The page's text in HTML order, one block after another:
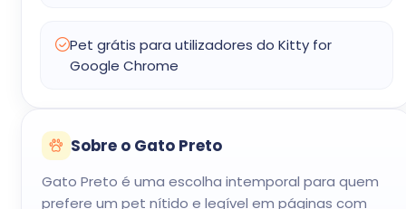
Pet grátis para utilizadores do Kitty for
Google Chrome
Sobre o Gato Preto
Gato Preto é uma escolha intemporal para quem
prefere um pet nítido e legível em páginas com